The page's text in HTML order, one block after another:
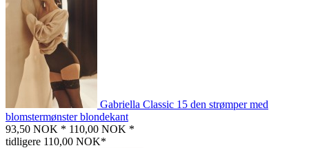
Gabriella Classic 15 den strømper med
blomstermønster blondekant
93,50 NOK * 110,00 NOK *
tidligere 110,00 NOK*